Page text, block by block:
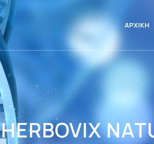
ΑΡΧΙΚΉ
HERBOVIX